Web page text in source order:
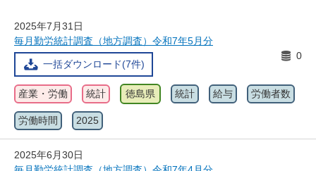
2025年7月31日
毎月勤労統計調査（地方調査）令和7年5月分
一括ダウンロード(7件)
0
産業・労働 統計 徳島県 統計 給与 労働者数
労働時間 2025
2025年6月30日